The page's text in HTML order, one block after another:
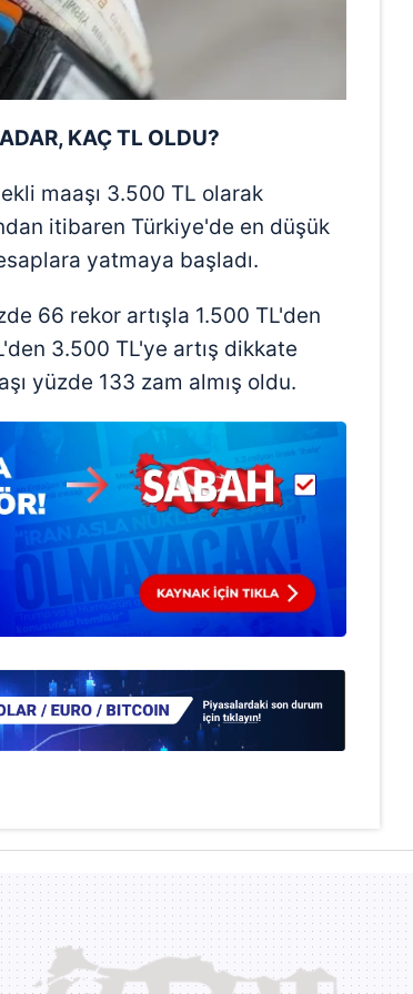
ilgili bilgi almak için lütfen
KAÇ TL OLDU?
maaşı 3.500 TL olarak
itibaren Türkiye'de en düşük
yatmaya başladı.
66 rekor artışla 1.500 TL'den
3.500 TL'ye artış dikkate
yüzde 133 zam almış oldu.